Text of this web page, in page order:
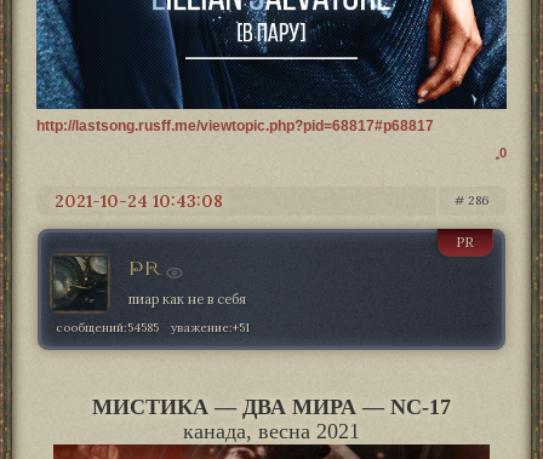
http://lastsong.rusff.me/viewtopic.php?pid=68817#p68817
0
286
2021-10-24 10:43:08
PR
PR
пиар как не в себя
сообщений:54585 уважение:+51
МИСТИКА — ДВА МИРА — NC-17
канада, весна 2021